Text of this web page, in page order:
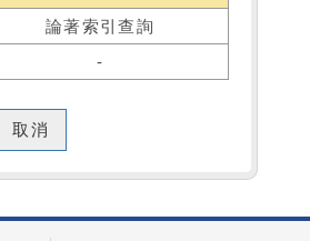
論著索引查詢
-
取消